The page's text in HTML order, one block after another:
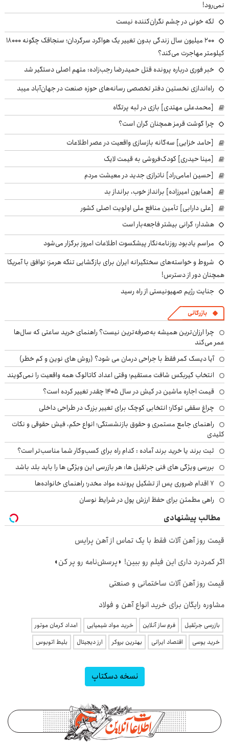
نمی‌رود!
لکه خونی در چشم نگران‌کننده نیست
۲۰۰ میلیون سال زندگی بدون تغییر یک هواگرد سرگردان؛ سنجاقک‌ چگونه ۱۸۰۰۰
کیلومتر مهاجرت می‌کند؟
خبر فوری درباره پرونده قتل حمیدرضا رجب‌زاده: متهم اصلی دستگیر شد
راه‌اندازی نخستین دفتر تخصصی رسانه‌های حوزه صنعت در جهان‌آباد میبد
[محمدعلی مهتدی] بازی در لبه پرتگاه
چرا گوشت قرمز همچنان گران است؟
[حامد خزایی] سه‌گانه بازسازی واقعیت در عصر اطلاعات
[مینا حیدری] کودک‌فروشی به قیمت لایک
[حسین امامی‌راد] ناترازی جدید در معیشت مردم
[همایون امیرزاده] برانداز خوب، برانداز بد
[علی دارابی] تأمین منافع ملی اولویت اصلی کشور
هشدار: گرانی بیشتر فاجعه‌بار است
مراسم یادبود روزنامه‌نگار پیشکسوت اطلاعات امروز برگزار می‌شود
شروط و خواسته‌های سختگیرانه ایران برای بازگشایی تنگه هرمز؛ توافق با آمریکا
همچنان دور از دسترس!
جنایت رژیم صهیونیستی از راه رسید
بازرگانی
چرا ارزان‌ترین همیشه به‌صرفه‌ترین نیست؟ راهنمای خرید ساعتی که سال‌ها
عمر می‌کند
آیا دیسک کمر فقط با جراحی درمان می شود؟ (روش های نوین و کم خطر)
انتخاب گیربکس شافت مستقیم؛ وقتی اعداد کاتالوگ همه واقعیت را نمی‌گویند
قیمت اجاره ماشین در کیش در سال ۱۴۰۵ چقدر تغییر کرده است؟
چراغ سقفی توکار؛ انتخابی کوچک برای تغییر بزرگ در طراحی داخلی
راهنمای جامع مستمری و حقوق بازنشستگی؛ انواع حکم، فیش حقوقی و نکات
کلیدی
ثبت برند یا خرید برند آماده : کدام راه برای کسب‌وکار شما مناسب‌تر است؟
بررسی ویژگی های فنی جرثقیل ها: هر بازرسی این ویژگی ها را باید بلد باشد
۷ اقدام ضروری پس از تشکیل پرونده مواد مخدر؛ راهنمای خانواده‌ها
راهی مطمئن برای حفظ ارزش پول در شرایط نوسان
مطالب پیشنهادی
قیمت روز آهن آلات فقط با یک تماس از آهن پرایس
اگر کمردرد داری این فیلم رو ببین! ◗پرسش‌نامه رو پر کن◖
قیمت روز آهن آلات ساختمانی و صنعتی
مشاوره رایگان برای خرید انواع آهن و فولاد
بازرسی جرثقیل فرم ساز آنلاین خرید مواد شیمیایی
امداد کرمان موتور
خرید یوسی
اقتصاد ایرانی بهترین بروکر ارز دیجیتال بلیط اتوبوس
نسخه دسکتاپ